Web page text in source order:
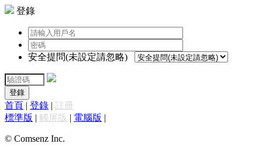
登錄
安全提問(未設定請忽略)
登錄
首頁 | 登錄 | 註冊
標準版 | 觸屏版 | 電腦版 |
© Comsenz Inc.